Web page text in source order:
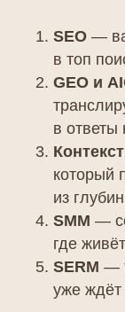
SEO —
в топ
GEO и
в ответы
который
из
SMM —
где
SERM —
уже ждёт